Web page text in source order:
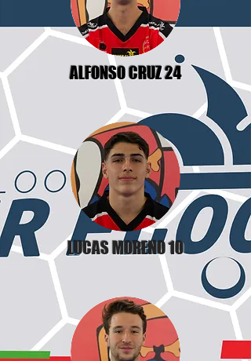
ALFONSO CRUZ 24
LUCAS MORENO 10